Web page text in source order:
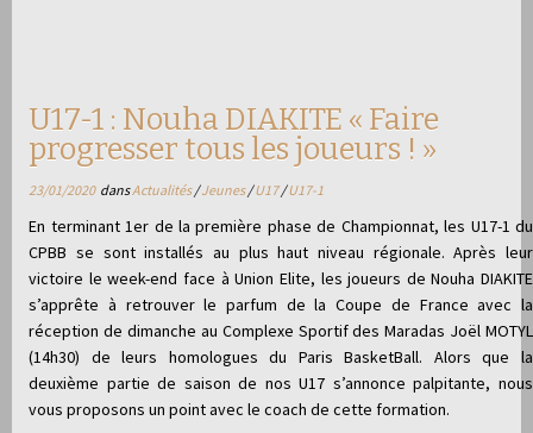
U17-1 : Nouha DIAKITE « Faire
progresser tous les joueurs ! »
23/01/2020dansActualités/Jeunes/U17/U17-1
En terminant 1er de la première phase de Championnat, les U17-1 du
CPBB se sont installés au plus haut niveau régionale. Après leur
victoire le week-end face à Union Elite, les joueurs de Nouha DIAKITE
s’apprête à retrouver le parfum de la Coupe de France avec la
réception de dimanche au Complexe Sportif des Maradas Joël MOTYL
(14h30) de leurs homologues du Paris BasketBall. Alors que la
deuxième partie de saison de nos U17 s’annonce palpitante, nous
vous proposons un point avec le coach de cette formation.